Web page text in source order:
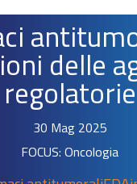
delle
regolatorie
30 Mag 2025
FOCUS: Oncologia